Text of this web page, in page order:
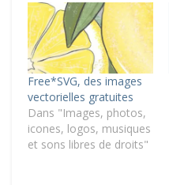
Free*SVG, des images
vectorielles gratuites
Dans "Images, photos,
icones, logos, musiques
et sons libres de droits"